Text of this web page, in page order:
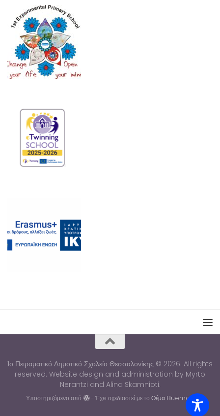
1ο Πειραματικό Δημοτικό Σχολείο Θεσσαλονίκης © 2026. All rights
reserved. Website design and administration by Myrto
Nerantzi and Alina Skamnioti.
Υποστηριζόμενο από - Έχει σχεδιαστεί με το Θέμα Ηueman